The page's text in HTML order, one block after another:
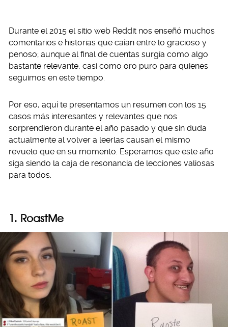
Durante el 2015 el sitio web Reddit nos enseñó muchos
comentarios e historias que caían entre lo gracioso y
penoso; aunque al final de cuentas surgía como algo
bastante relevante, casi como oro puro para quienes
seguimos en este tiempo.
Por eso, aquí te presentamos un resumen con los 15
casos más interesantes y relevantes que nos
sorprendieron durante el año pasado y que sin duda
actualmente al volver a leerlas causan el mismo
revuelo que en su momento. Esperamos que este año
siga siendo la caja de resonancia de lecciones valiosas
para todos.
1. RoastMe